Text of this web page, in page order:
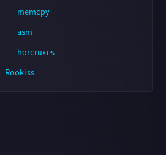
memcpy
asm
horcruxes
Rookiss
brain fuck